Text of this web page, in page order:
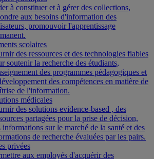
à constituer et à gérer des collections,
aux besoins d'information des
promouvoir l'apprentissage
scolaires
des ressources et des technologies fiables
soutenir la recherche des étudiants,
des programmes pédagogiques et
des compétences en matière de
de l'information.
médicales
des solutions evidence-based , des
partagées pour la prise de décision,
informations sur le marché de la santé et des
de recherche évaluées par les pairs.
privées
aux employés d'acquérir des